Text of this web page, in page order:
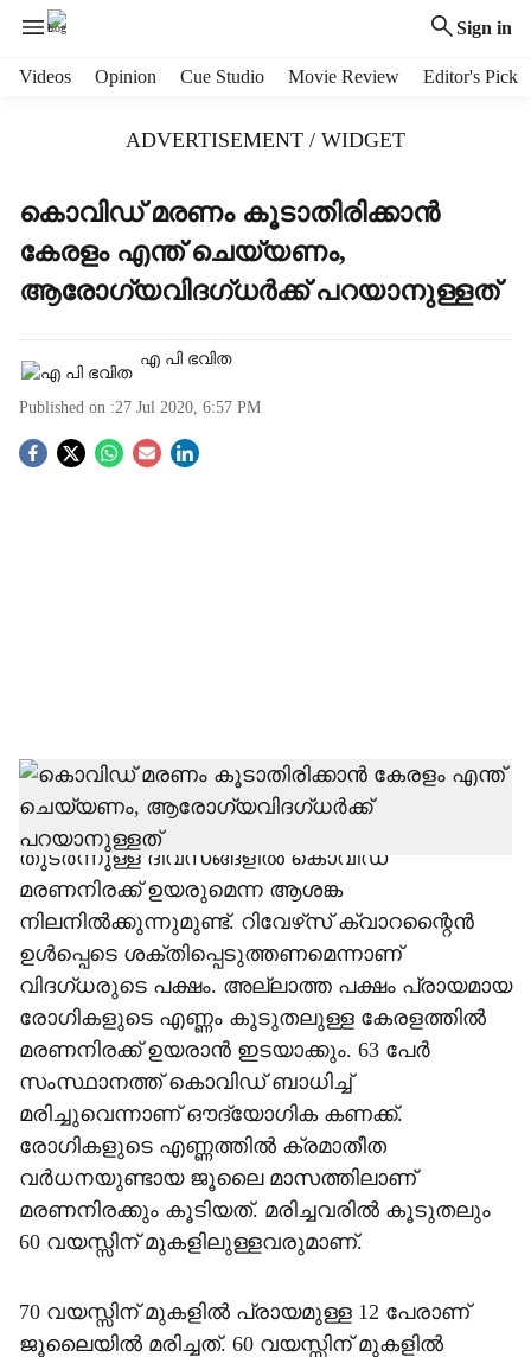
Sign in
Videos Opinion Cue Studio Movie Review Editor's Pick
ADVERTISEMENT / WIDGET
കൊവിഡ് മരണം കൂടാതിരിക്കാന്‍
കേരളം എന്ത് ചെയ്യണം,
ആരോഗ്യവിദഗ്ധര്‍ക്ക് പറയാനുള്ളത്
എ പി ഭവിത
Published on :27 Jul 2020, 6:57 PM
S
h
a
r
e
സംസ്ഥാനത്ത് കൊവിഡ് ബാധിച്ച്
മരിക്കുന്നവരുടെ എണ്ണം ഉയരുകയാണ്.
തുടര്‍ന്നുള്ള ദിവസങ്ങളില്‍ കൊവിഡ്
മരണനിരക്ക് ഉയരുമെന്ന ആശങ്ക
നിലനില്‍ക്കുന്നുമുണ്ട്. റിവേഴ്‌സ് ക്വാറന്റൈന്‍
ഉള്‍പ്പെടെ ശക്തിപ്പെടുത്തണമെന്നാണ്
വിദഗ്ധരുടെ പക്ഷം. അല്ലാത്ത പക്ഷം പ്രായമായ
രോഗികളുടെ എണ്ണം കൂടുതലുള്ള കേരളത്തില്‍
മരണനിരക്ക് ഉയരാന്‍ ഇടയാക്കും. 63 പേര്‍
സംസ്ഥാനത്ത് കൊവിഡ് ബാധിച്ച്
മരിച്ചുവെന്നാണ് ഔദ്യോഗിക കണക്ക്.
രോഗികളുടെ എണ്ണത്തില്‍ ക്രമാതീത
വര്‍ധനയുണ്ടായ ജൂലൈ മാസത്തിലാണ്
മരണനിരക്കും കൂടിയത്. മരിച്ചവരില്‍ കൂടുതലും
60 വയസ്സിന് മുകളിലുള്ളവരുമാണ്.
70 വയസ്സിന് മുകളില്‍ പ്രായമുള്ള 12 പേരാണ്
ജൂലൈയില്‍ മരിച്ചത്. 60 വയസ്സിന് മുകളില്‍